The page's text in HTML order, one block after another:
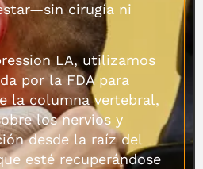
cirugía ni
LA, utilizamos
por la FDA para
la columna vertebral,
los nervios y
desde la raíz del
esté recuperándose